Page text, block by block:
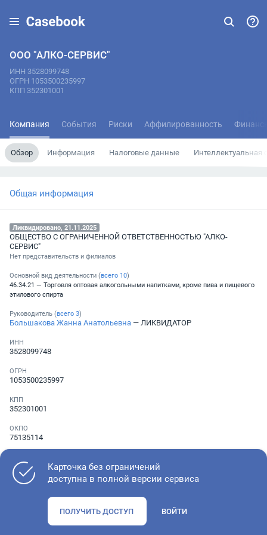
ООО "АЛКО-СЕРВИС"
ИНН 3528099748
ОГРН 1053500235997
КПП 352301001
Компания События Риски Аффилированность
Обзор Информация Налоговые данные Интеллектуальная
Общая информация
Ликвидировано, 21.11.2025
ОБЩЕСТВО С ОГРАНИЧЕННОЙ ОТВЕТСТВЕННОСТЬЮ "АЛКО-
СЕРВИС"
Нет представительств и филиалов
Основной вид деятельности (всего 10)
46.34.21 — Торговля оптовая алкогольными напитками, кроме пива и пищевого
этилового спирта
Руководитель (всего 3)
Большакова Жанна Анатольевна — ЛИКВИДАТОР
ИНН
3528099748
ОГРН
1053500235997
КПП
352301001
ОКПО
75135114
Не указан
Как оценить состояние компании
Карточка без ограничений
доступна в полной версии сервиса
ПОЛУЧИТЬ ДОСТУП ВОЙТИ